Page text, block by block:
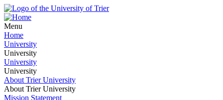
Menu
Home
University
University
University
University
About Trier University
About Trier University
Mission Statement